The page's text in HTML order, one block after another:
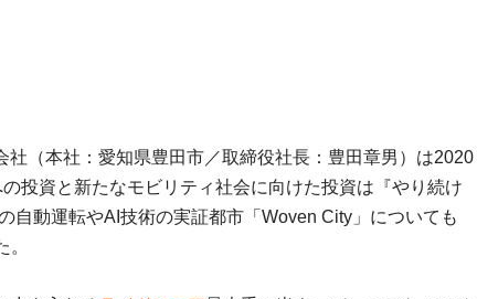
社（本社：愛知県豊田市／取締役社長：豊田章男）は2020
投資と新たなモビリティ社会に向けた投資は『やり続け
自動運転やAI技術の実証都市「Woven City」についても